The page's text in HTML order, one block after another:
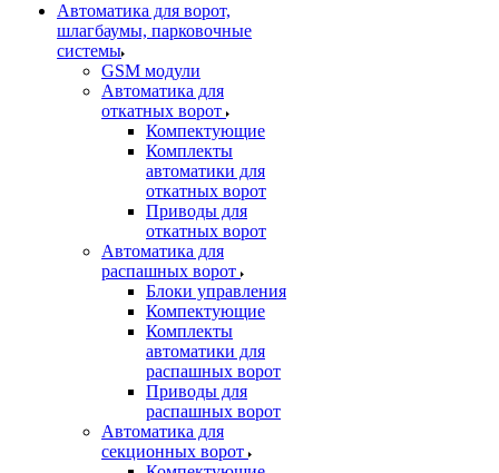
Автоматика для ворот,
шлагбаумы, парковочные
системы
GSM модули
Автоматика для
откатных ворот
Компектующие
Комплекты
автоматики для
откатных ворот
Приводы для
откатных ворот
Автоматика для
распашных ворот
Блоки управления
Компектующие
Комплекты
автоматики для
распашных ворот
Приводы для
распашных ворот
Автоматика для
секционных ворот